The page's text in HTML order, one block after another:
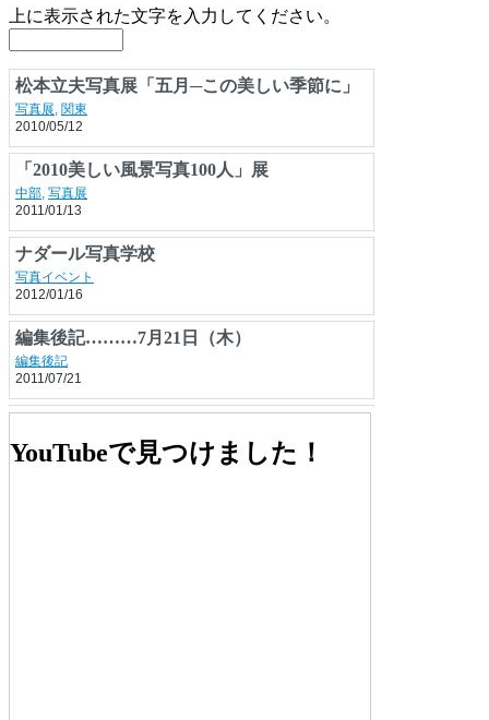
上に表示された文字を入力してください。
松本立夫写真展「五月─この美しい季節に」
写真展, 関東
2010/05/12
「2010美しい風景写真100人」展
中部, 写真展
2011/01/13
ナダール写真学校
写真イベント
2012/01/16
編集後記………7月21日（木）
編集後記
2011/07/21
発売
CLIP
読み物、ニュース
2012/09/13
YouTubeで見つけました！